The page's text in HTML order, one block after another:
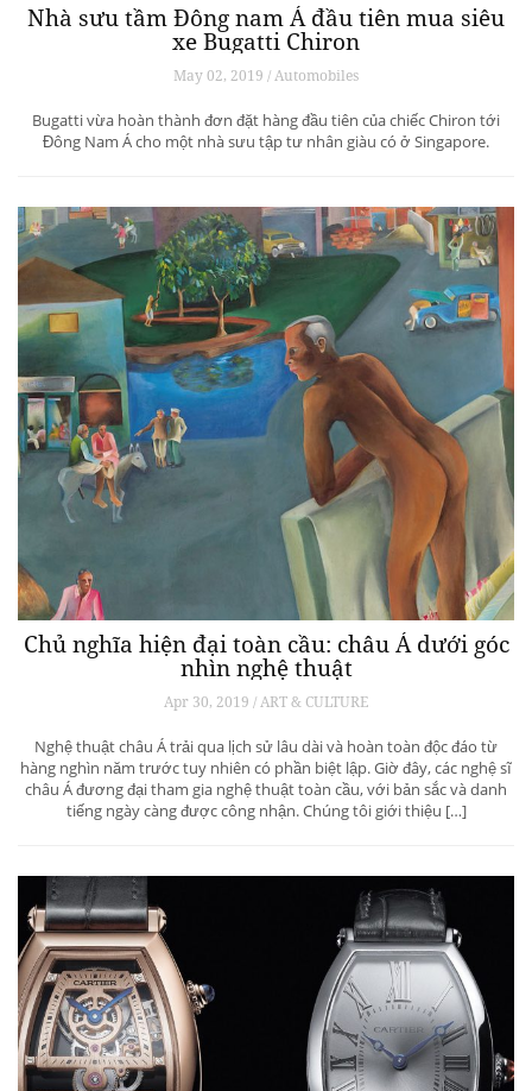
Nhà sưu tầm Đông nam Á đầu tiên mua siêu
xe Bugatti Chiron
May 02, 2019 / Automobiles
Bugatti vừa hoàn thành đơn đặt hàng đầu tiên của chiếc Chiron tới
Đông Nam Á cho một nhà sưu tập tư nhân giàu có ở Singapore.
Chủ nghĩa hiện đại toàn cầu: châu Á dưới góc
nhìn nghệ thuật
Apr 30, 2019 / ART & CULTURE
Nghệ thuật châu Á trải qua lịch sử lâu dài và hoàn toàn độc đáo từ
hàng nghìn năm trước tuy nhiên có phần biệt lập. Giờ đây, các nghệ sĩ
châu Á đương đại tham gia nghệ thuật toàn cầu, với bản sắc và danh
tiếng ngày càng được công nhận. Chúng tôi giới thiệu […]